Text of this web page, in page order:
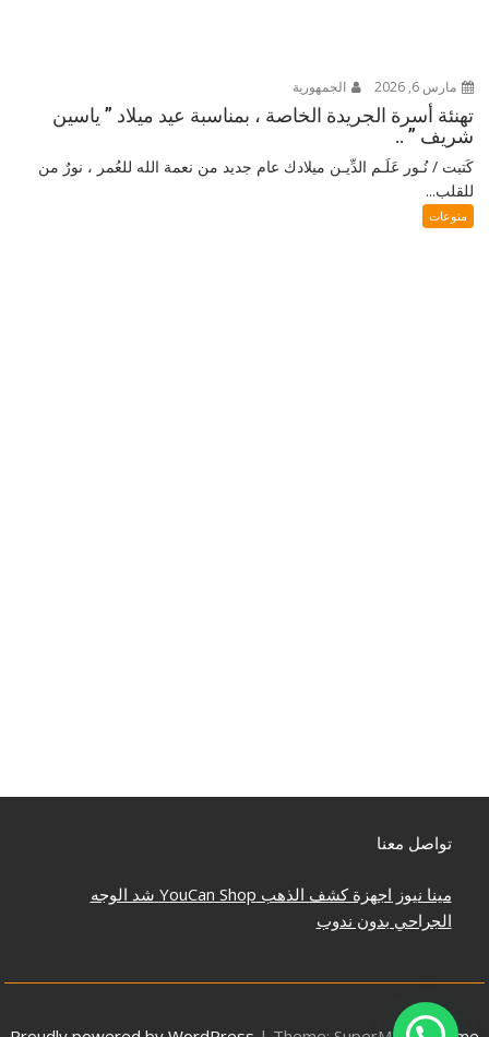
مارس 6, 2026 الجمهورية
تهنئة أسرة الجريدة الخاصة ، بمناسبة عيد ميلاد ” ياسين
شريف ” ..
كَتبت / نُـور عَلَـم الدِّيـن ميلادك عام جديد من نعمة الله للعُمر ، نورٌ من
للقلب...
منوعات
تواصل معنا
مينا نيوز اجهزة كشف الذهب YouCan Shop شد الوجه
الجراحي بدون ندوب